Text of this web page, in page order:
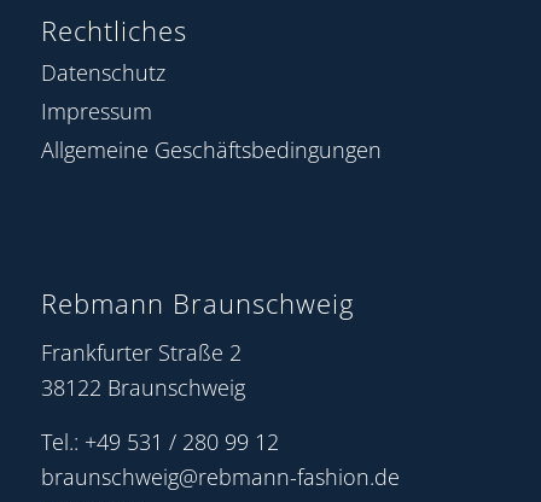
Rechtliches
Datenschutz
Impressum
Allgemeine Geschäftsbedingungen
Rebmann Braunschweig
Frankfurter Straße 2
38122 Braunschweig
Tel.: +49 531 / 280 99 12
braunschweig@rebmann-fashion.de